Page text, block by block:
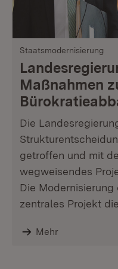
Staatsmodernisierung
Maßnahmen
Die
getroffen und mit
wegweisendes
Die
zentrales Projekt
Mehr